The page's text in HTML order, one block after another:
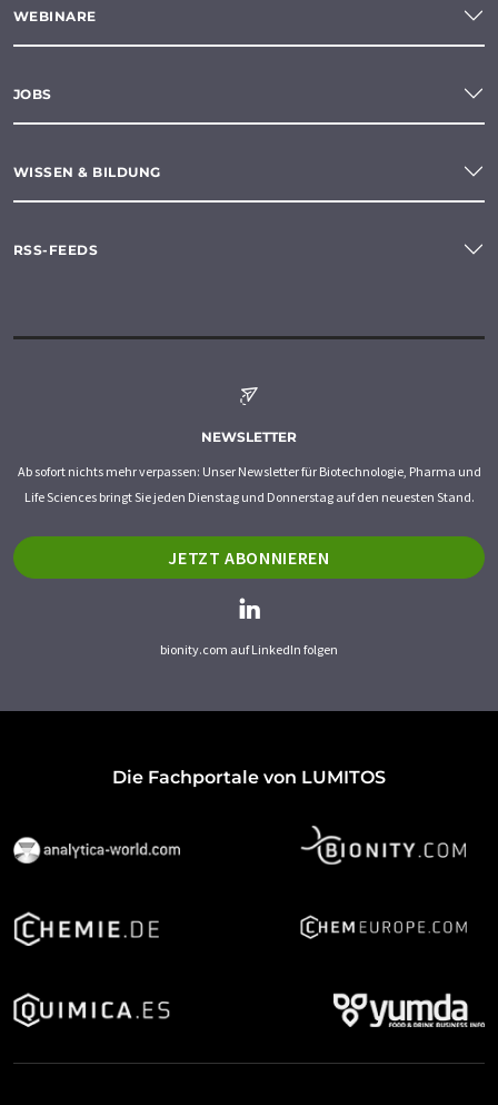
WEBINARE
JOBS
WISSEN & BILDUNG
RSS-FEEDS
NEWSLETTER
Ab sofort nichts mehr verpassen: Unser Newsletter für Biotechnologie, Pharma und
Life Sciences bringt Sie jeden Dienstag und Donnerstag auf den neuesten Stand.
JETZT ABONNIEREN
bionity.com auf LinkedIn folgen
Die Fachportale von LUMITOS